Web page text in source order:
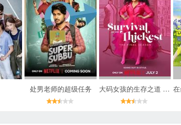
处男老师的超级任务 大码女孩的生存之道 第三季